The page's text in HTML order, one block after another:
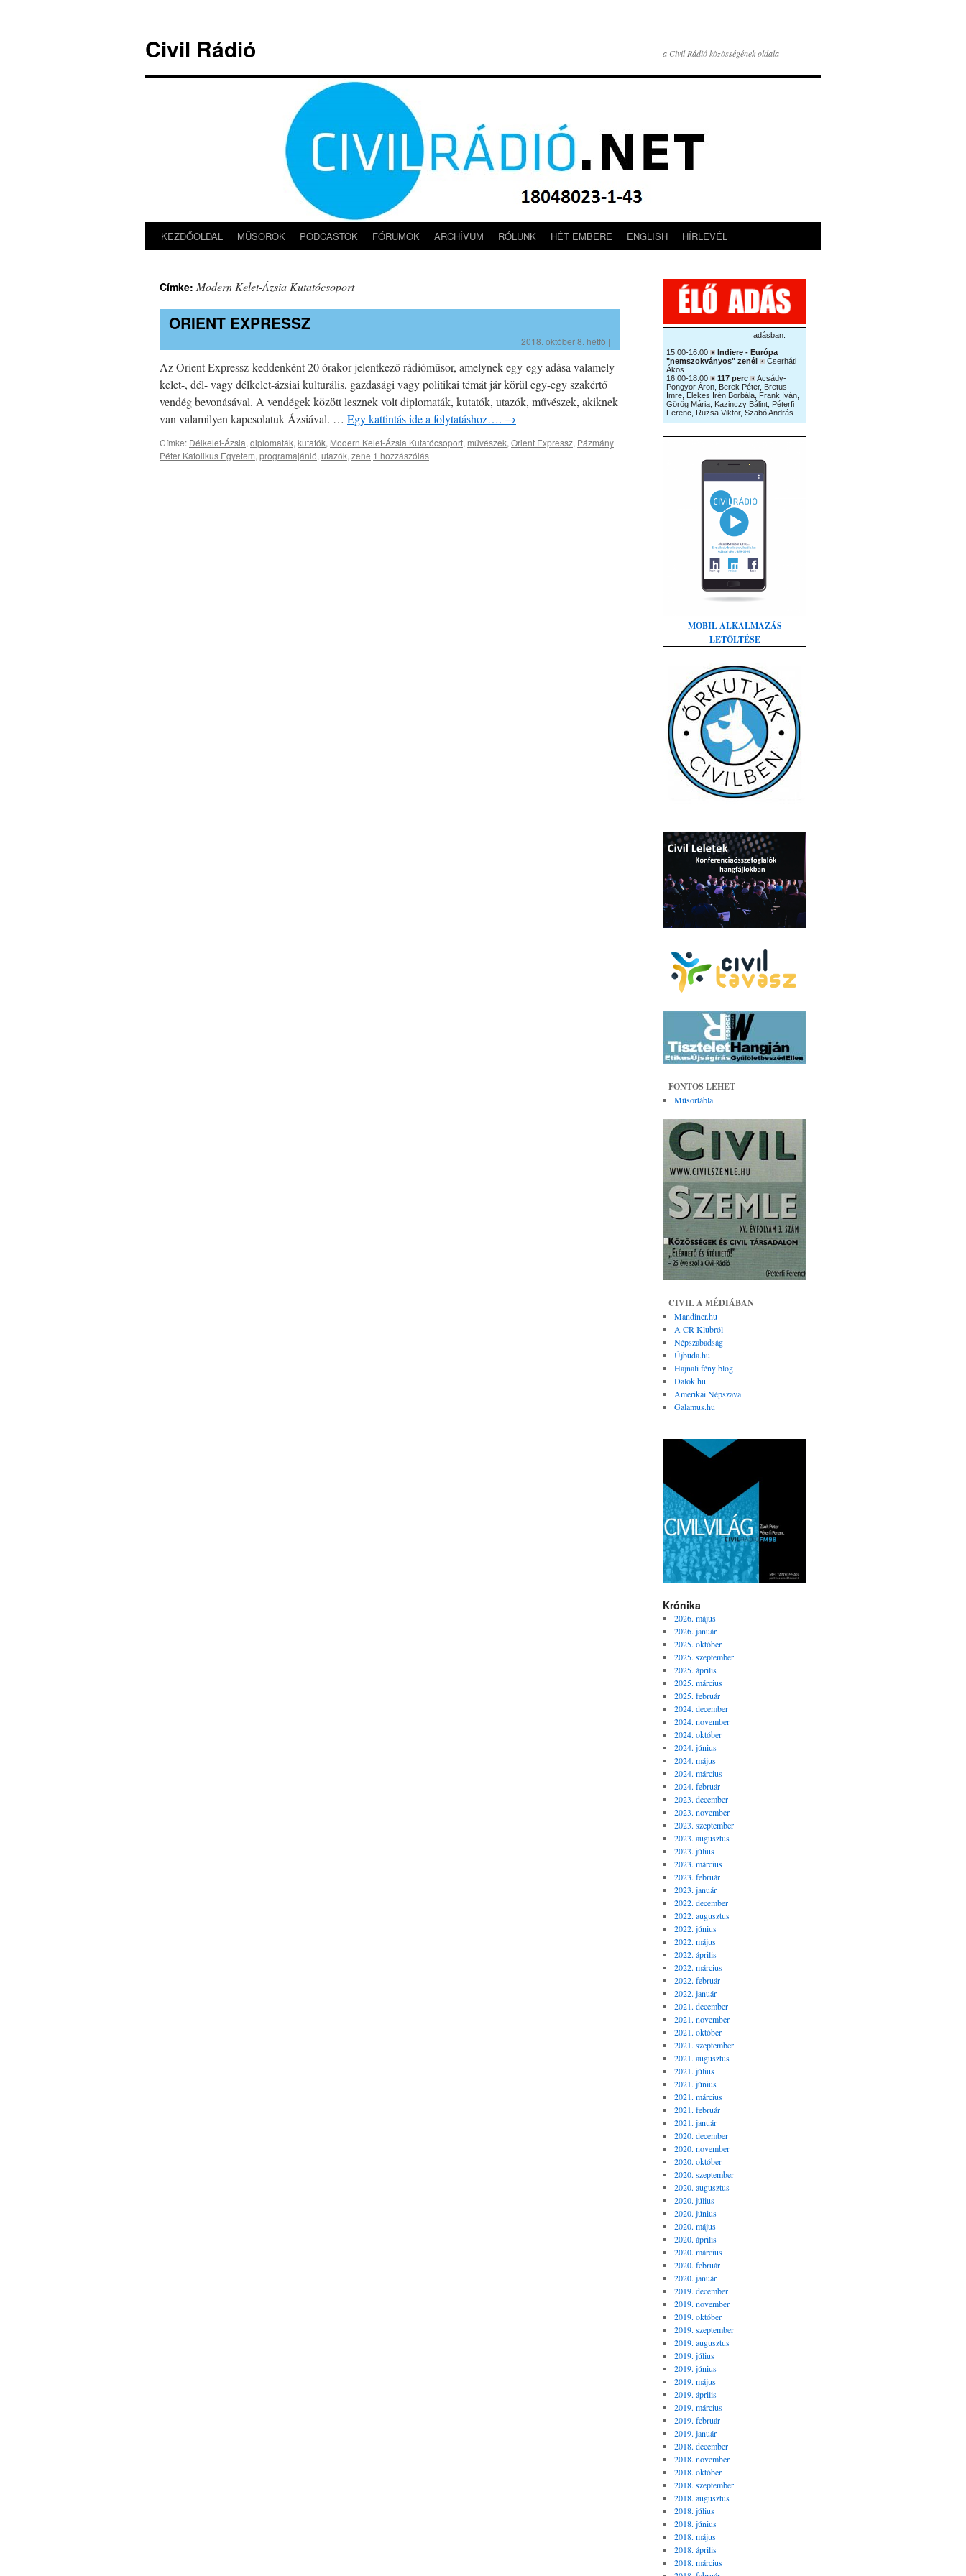
tartalomba
Civil Rádió a Civil Rádió közösségének oldala
KEZDŐOLDAL MŰSOROK PODCASTOK FÓRUMOK ARCHÍVUM RÓLUNK HÉT EMBERE ENGLISH HÍRLEVÉL
Címke: Modern Kelet-Ázsia Kutatócsoport
ORIENT EXPRESSZ
2018. október 8. hétfő |
Az Orient Expressz keddenként 20 órakor jelentkező rádióműsor, amelynek egy-egy adása valamely
kelet-, dél- vagy délkelet-ázsiai kulturális, gazdasági vagy politikai témát jár körül egy-egy szakértő
vendég bevonásával. A vendégek között lesznek volt diplomaták, kutatók, utazók, művészek, akiknek
van valamilyen kapcsolatuk Ázsiával. … Egy kattintás ide a folytatáshoz…. →
Címke: Délkelet-Ázsia, diplomaták, kutatók, Modern Kelet-Ázsia Kutatócsoport, művészek, Orient Expressz, Pázmány
Péter Katolikus Egyetem, programajánló, utazók, zene 1 hozzászólás
MOBIL ALKALMAZÁS
LETÖLTÉSE
FONTOS LEHET
Műsortábla
CIVIL A MÉDIÁBAN
Mandiner.hu
A CR Klubról
Népszabadság
Újbuda.hu
Hajnali fény blog
Dalok.hu
Amerikai Népszava
Galamus.hu
Krónika
2026. május
2026. január
2025. október
2025. szeptember
2025. április
2025. március
2025. február
2024. december
2024. november
2024. október
2024. június
2024. május
2024. március
2024. február
2023. december
2023. november
2023. szeptember
2023. augusztus
2023. július
2023. március
2023. február
2023. január
2022. december
2022. augusztus
2022. június
2022. május
2022. április
2022. március
2022. február
2022. január
2021. december
2021. november
2021. október
2021. szeptember
2021. augusztus
2021. július
2021. június
2021. március
2021. február
2021. január
2020. december
2020. november
2020. október
2020. szeptember
2020. augusztus
2020. július
2020. június
2020. május
2020. április
2020. március
2020. február
2020. január
2019. december
2019. november
2019. október
2019. szeptember
2019. augusztus
2019. július
2019. június
2019. május
2019. április
2019. március
2019. február
2019. január
2018. december
2018. november
2018. október
2018. szeptember
2018. augusztus
2018. július
2018. június
2018. május
2018. április
2018. március